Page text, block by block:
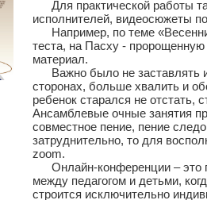
Для практической работы
исполнителей, видеосюжеты
Например, по теме
теста, на Пасху -
материал.
Важно было не заставлять и
сторонах, больше хвалить и
ребенок старался не отстать,
Ансамблевые очные занятия
совместное пение, пение
затруднительно, то для
zoom.
Онлайн-конференции – это
между педагогом и детьми,
строится исключительно